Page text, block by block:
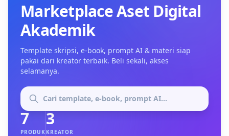
Marketplace Aset Digital
Akademik
Template skripsi, e-book, prompt AI & materi siap
pakai dari kreator terbaik. Beli sekali, akses
selamanya.
7
PRODUK
3
KREATOR